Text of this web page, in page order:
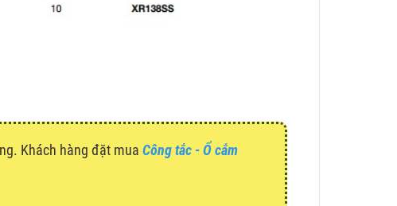
Khách hàng đặt mua Công tắc - Ổ cắm